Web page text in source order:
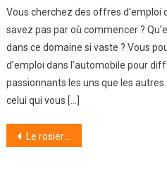
Vous cherchez des offres d’emploi
savez pas par où commencer ?
dans ce domaine si vaste ? Vous
d’emploi dans l’automobile pour
passionnants les uns que les
celui qui vous […]
Navigation
Le rosier grimpant : secrets de culture et d’entretien pour un jardin fleuri